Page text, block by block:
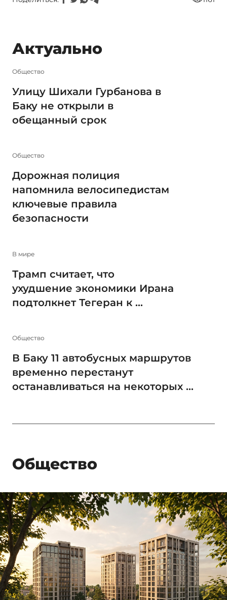
Актуально
Общество
Улицу Шихали Гурбанова в
Баку не открыли в
обещанный срок
Общество
Дорожная полиция
напомнила велосипедистам
ключевые правила
безопасности
В мире
Трамп считает, что
ухудшение экономики Ирана
подтолкнет Тегеран к ...
Общество
В Баку 11 автобусных маршрутов
временно перестанут
останавливаться на некоторых ...
Общество